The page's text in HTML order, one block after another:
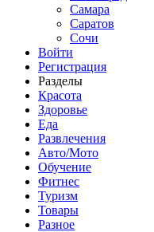
Самара
Саратов
Сочи
Войти
Регистрация
Разделы
Красота
Здоровье
Еда
Развлечения
Авто/Мото
Обучение
Фитнес
Туризм
Товары
Разное